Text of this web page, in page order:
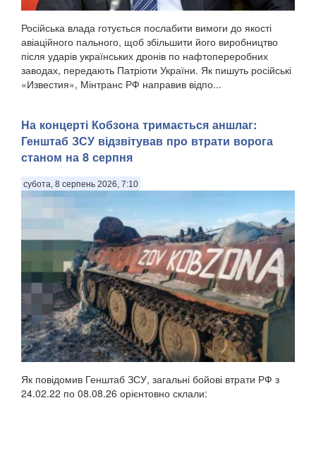
Російська влада готується послабити вимоги до якості
авіаційного пального, щоб збільшити його виробництво
після ударів українських дронів по нафтопереробних
заводах, передають Патріоти України. Як пишуть російські
«Известия», Мінтранс РФ направив відпо...
На концерті Кобзона тримається аншлаг:
Генштаб ЗСУ відзвітував про втрати ворога
станом на 8 серпня
субота, 8 серпень 2026, 7:10
Як повідомив Генштаб ЗСУ, загальні бойові втрати РФ з
24.02.22 по 08.08.26 орієнтовно склали: